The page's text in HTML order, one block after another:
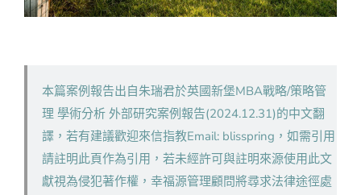
本篇案例報告出自朱瑞君於英國新堡MBA戰略/策略管
理 學術分析 外部研究案例報告(2024.12.31)的中文翻
譯，若有建議歡迎來信指教Email: blisspring，如需引用
請註明此頁作為引用，若未經許可與註明來源使用此文
獻視為侵犯著作權，幸福源管理顧問將尋求法律途徑處